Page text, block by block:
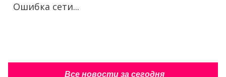
Ошибка сети...
Все новости за сегодня